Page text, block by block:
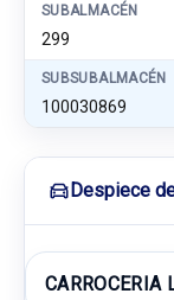
SUBALMACÉN
299
SUBSUBALMACÉN
100030869
Despiece
CARROCERIA